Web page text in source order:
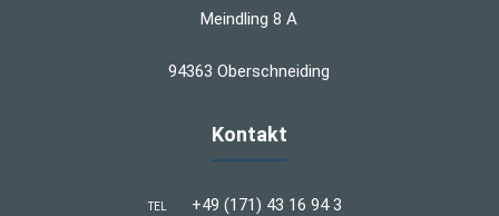
Meindling 8 A
94363 Oberschneiding
Kontakt
TEL +49 (171) 43 16 94 3